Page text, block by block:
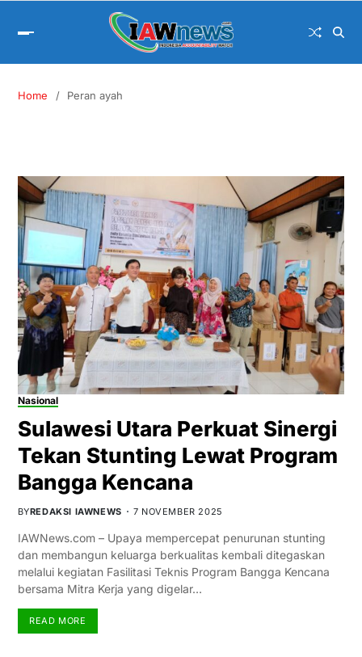
Home Peran ayah
Nasional
Sulawesi Utara Perkuat Sinergi
Tekan Stunting Lewat Program
Bangga Kencana
BYREDAKSI IAWNEWS 7 NOVEMBER 2025
IAWNews.com – Upaya mempercepat penurunan stunting
dan membangun keluarga berkualitas kembali ditegaskan
melalui kegiatan Fasilitasi Teknis Program Bangga Kencana
bersama Mitra Kerja yang digelar…
READ MORE